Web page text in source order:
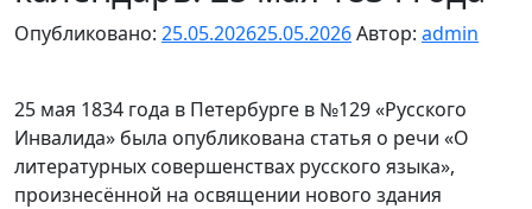
Опубликовано: 25.05.202625.05.2026Автор: admin
25 мая 1834 года в Петербурге в №129 «Русского
Инвалида» была опубликована статья о речи «О
литературных совершенствах русского языка»,
произнесённой на освящении нового здания